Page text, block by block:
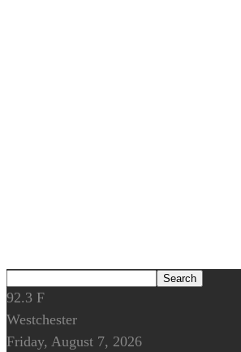
92.3 F
Westchester
Friday, August 7, 2026